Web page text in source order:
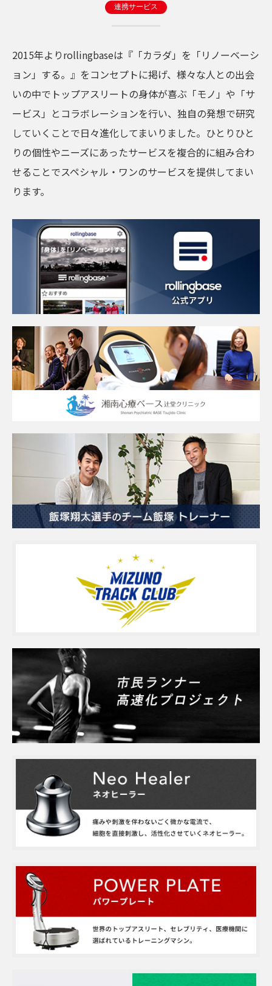
連携サービス
2015年よりrollingbaseは『「カラダ」を「リノーベーシ
ョン」する。』をコンセプトに掲げ、様々な人との出会
いの中でトップアスリートの身体が喜ぶ「モノ」や「サ
ービス」とコラボレーションを行い、独自の発想で研究
していくことで日々進化してまいりました。ひとりひと
りの個性やニーズにあったサービスを複合的に組み合わ
せることでスペシャル・ワンのサービスを提供してまい
ります。